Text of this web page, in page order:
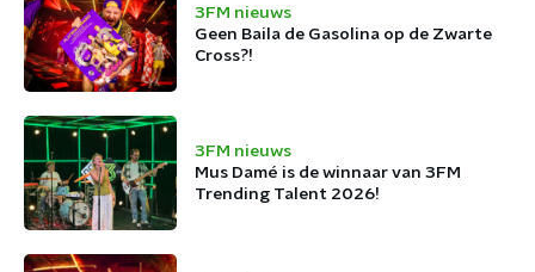
3FM nieuws
Geen Baila de Gasolina op de Zwarte
Cross?!
3FM nieuws
Mus Damé is de winnaar van 3FM
Trending Talent 2026!